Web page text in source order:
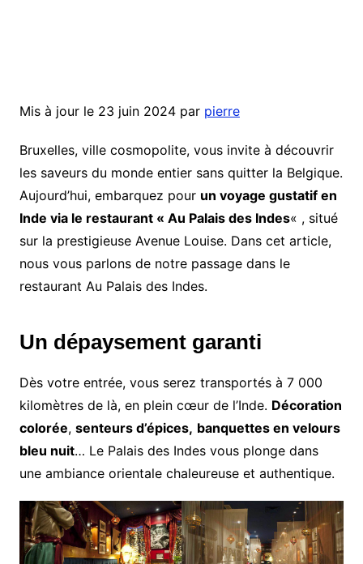
Mis à jour le 23 juin 2024 par pierre
Bruxelles, ville cosmopolite, vous invite à découvrir
les saveurs du monde entier sans quitter la Belgique.
Aujourd’hui, embarquez pour un voyage gustatif en
Inde via le restaurant « Au Palais des Indes« , situé
sur la prestigieuse Avenue Louise. Dans cet article,
nous vous parlons de notre passage dans le
restaurant Au Palais des Indes.
Un dépaysement garanti
Dès votre entrée, vous serez transportés à 7 000
kilomètres de là, en plein cœur de l’Inde. Décoration
colorée, senteurs d’épices, banquettes en velours
bleu nuit… Le Palais des Indes vous plonge dans
une ambiance orientale chaleureuse et authentique.